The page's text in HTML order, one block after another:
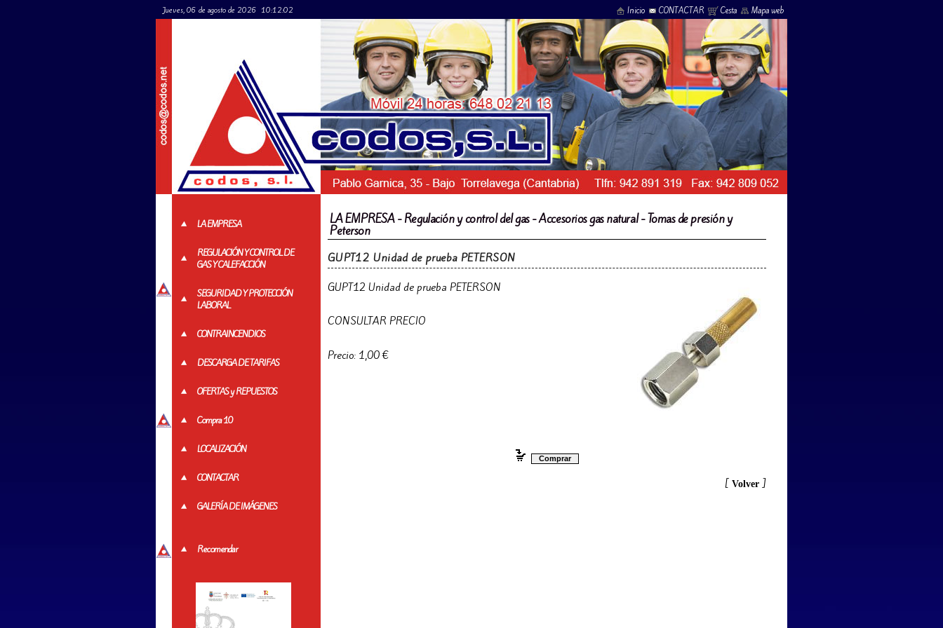
Jueves, 06 de agosto de 2026 10:12:02 Inicio CONTACTAR Cesta Mapa web
LA EMPRESA
REGULACIÓN Y CONTROL DE
GAS Y CALEFACCIÓN
SEGURIDAD Y PROTECCIÓN
LABORAL
CONTRAINCENDIOS
DESCARGA DE TARIFAS
OFERTAS y REPUESTOS
Compra 10
LOCALIZACIÓN
CONTACTAR
GALERÍA DE IMÁGENES
Recomendar
LA EMPRESA - Regulación y control del gas - Accesorios gas natural - Tomas de presión y
Peterson
GUPT12 Unidad de prueba PETERSON
GUPT12 Unidad de prueba PETERSON
CONSULTAR PRECIO
Precio: 1,00 €
[ Volver ]